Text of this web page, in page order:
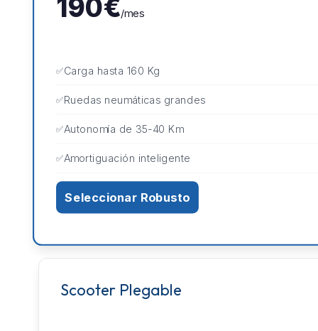
190€/mes
Carga hasta 160 Kg
Ruedas neumáticas grandes
Autonomía de 35-40 Km
Amortiguación inteligente
Seleccionar Robusto
Scooter Plegable